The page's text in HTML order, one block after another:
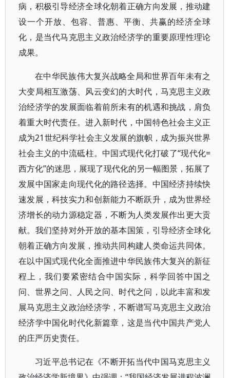
病，积极引导经济全球化朝着正确方向发展，推动建
设一个开放、包容、普惠、平衡、共赢的经济全球
化，是当代马克思主义政治经济学的重要原理性理论
成果。
在中华民族伟大复兴战略全局和世界百年未有之
大变局相互激荡、风云变幻的大时代，马克思主义政
治经济学的发展面临着前所未有的机遇和挑战，肩负
着重大时代责任。进入新时代，中国特色社会主义正
成为21世纪科学社会主义发展的旗帜，成为振兴世界
社会主义的中流砥柱。中国式现代化打破了“现代化=
西方化”的迷思，展现了现代化的另一幅图景，拓展了
发展中国家走向现代化的路径选择。中国经济持续快
速发展，科技实力和创新能力不断跃升，成为世界经
济增长的动力源稳定器，不断为人类发展作出更大贡
献。我们坚持对外开放的基本国策，引导经济全球化
朝着正确方向发展，推动共同构建人类命运共同体。
在以中国式现代化全面推进中华民族伟大复兴的新征
程上，我们要紧密结合中国实际，科学回答中国之
问、世界之问、人民之问、时代之问，以此丰富和发
展马克思主义政治经济学，不断谱写马克思主义政治
经济学中国化时代化新篇章，这是当代中国共产党人
的庄严历史责任。
习近平总书记在《不断开拓当代中国马克思主义